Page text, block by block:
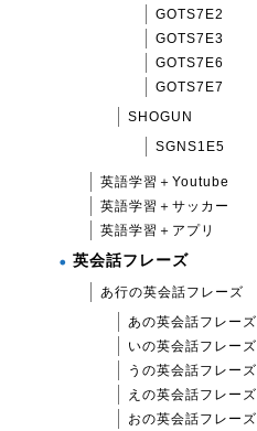
GOTS7E2
GOTS7E3
GOTS7E6
GOTS7E7
SHOGUN
SGNS1E5
英語学習＋Youtube
英語学習＋サッカー
英語学習＋アプリ
英会話フレーズ
あ行の英会話フレーズ
あの英会話フレーズ
いの英会話フレーズ
うの英会話フレーズ
えの英会話フレーズ
おの英会話フレーズ